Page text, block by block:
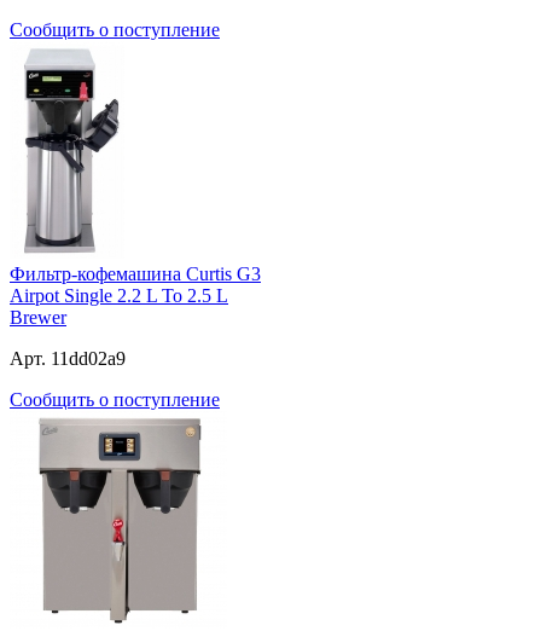
Сообщить о поступление
Фильтр-кофемашина Curtis G3
Airpot Single 2.2 L To 2.5 L
Brewer
Арт. 11dd02a9
Сообщить о поступление